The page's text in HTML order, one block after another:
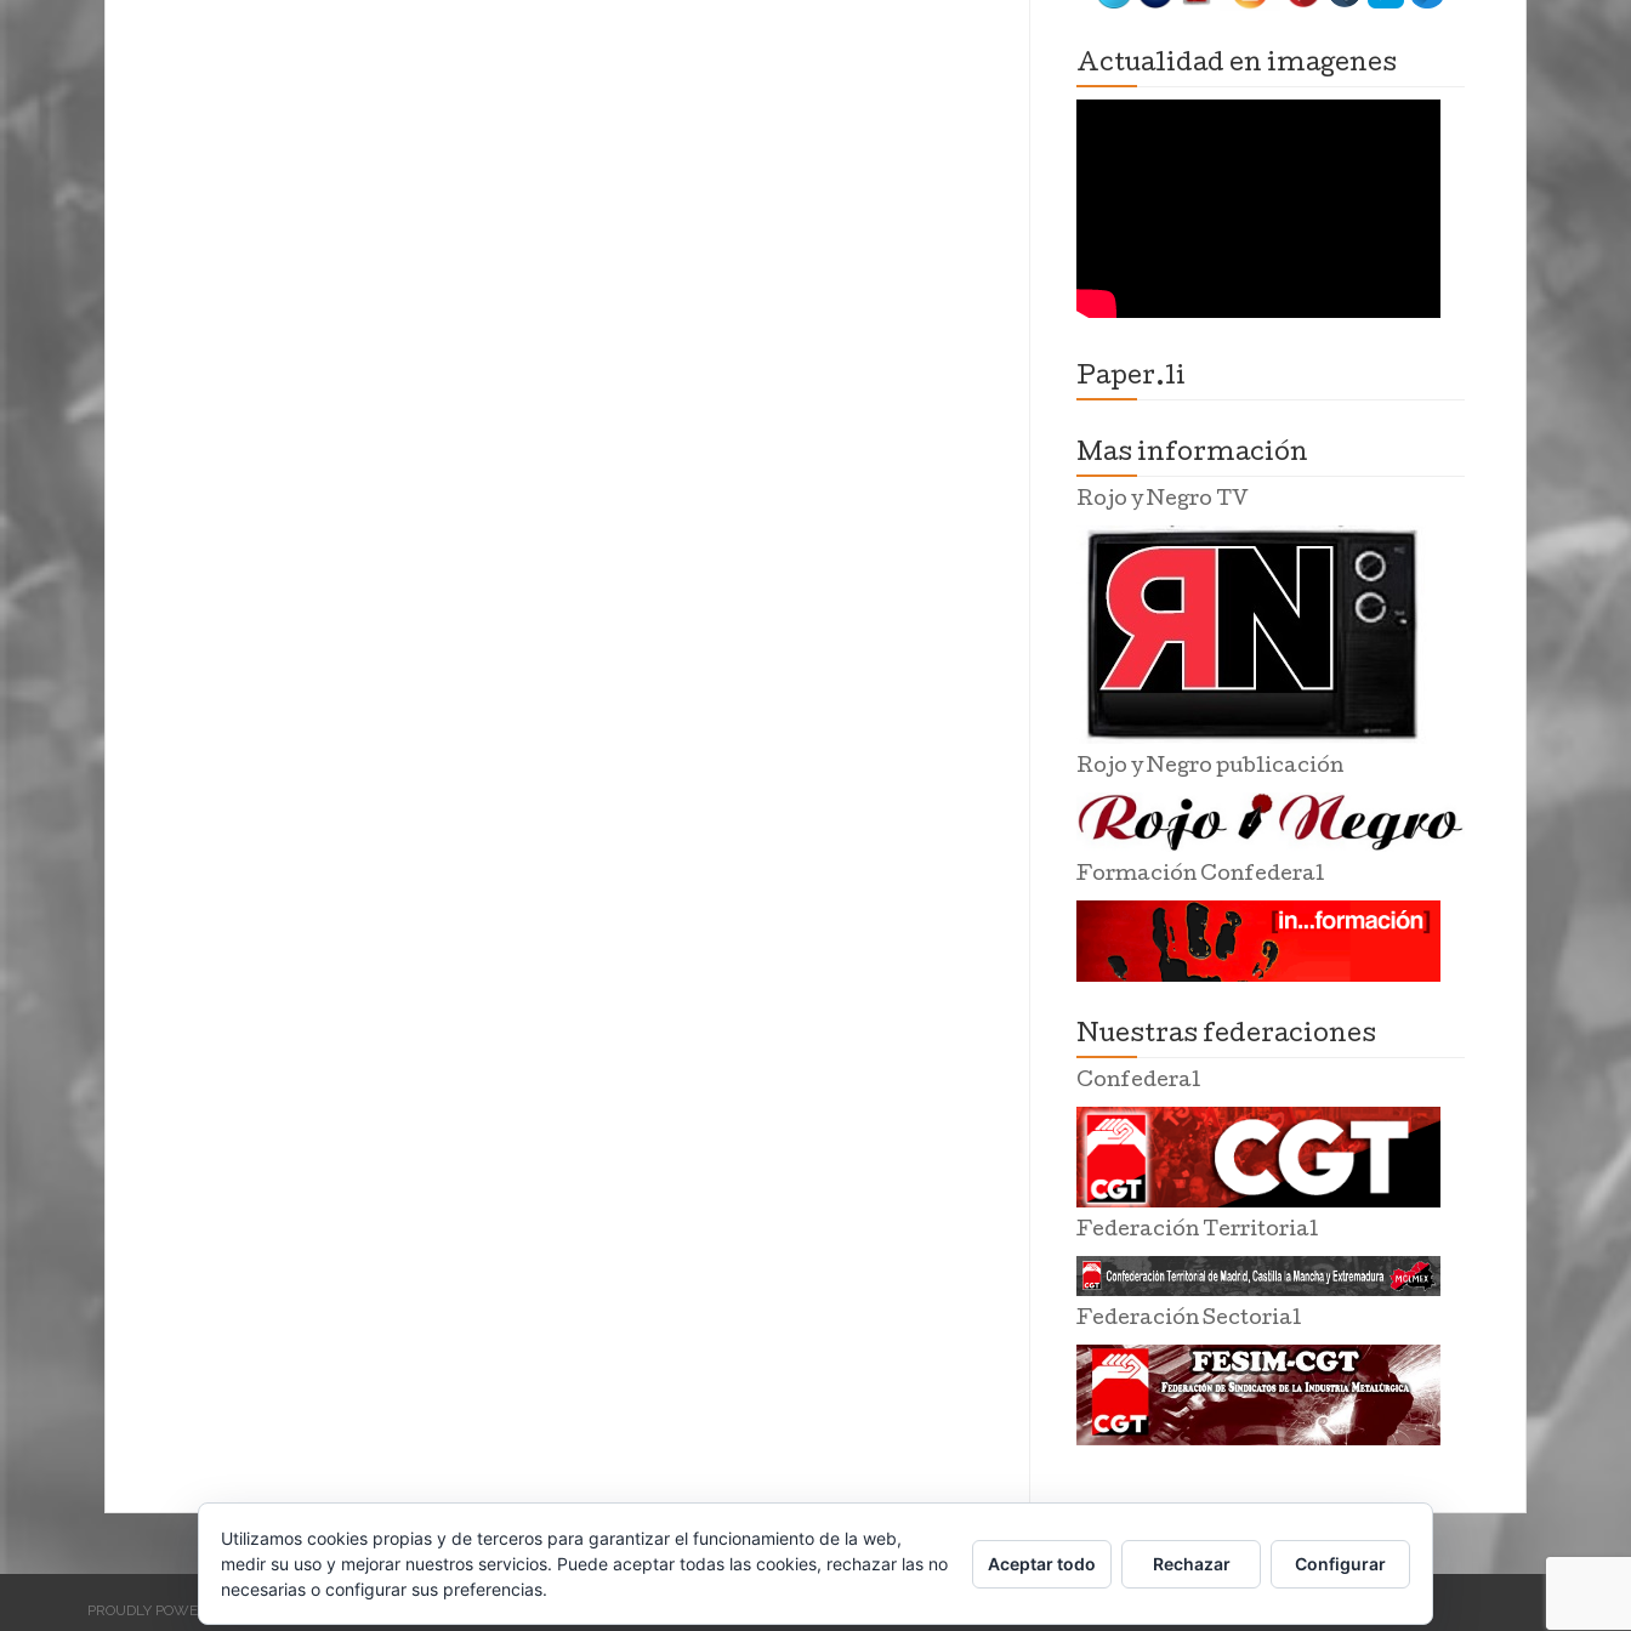
Actualidad en imagenes
Paper.li
Mas información
Rojo y Negro TV
Rojo y Negro publicación
Formación Confederal
Nuestras federaciones
Confederal
Federación Territorial
Federación Sectorial
PROUDLY POWERED BY WORDPRESS
Utilizamos cookies propias y de terceros para garantizar el funcionamiento de la web,
medir su uso y mejorar nuestros servicios. Puede aceptar todas las cookies, rechazar las no
necesarias o configurar sus preferencias.
Aceptar todo Rechazar Configurar